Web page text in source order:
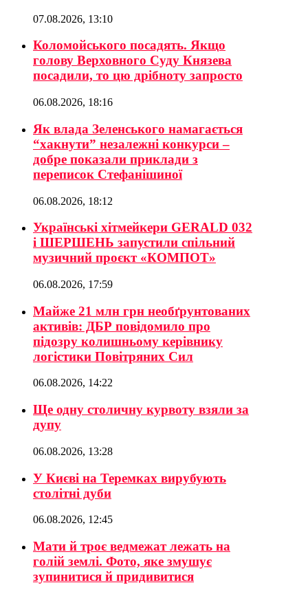
07.08.2026, 13:10
Коломойського посадять. Якщо
голову Верховного Суду Князева
посадили, то цю дрібноту запросто
06.08.2026, 18:16
Як влада Зеленського намагається
“хакнути” незалежні конкурси –
добре показали приклади з
переписок Стефанішиної
06.08.2026, 18:12
Українські хітмейкери GERALD 032
і ШЕРШЕНЬ запустили спільний
музичний проєкт «КОМПОТ»
06.08.2026, 17:59
Майже 21 млн грн необґрунтованих
активів: ДБР повідомило про
підозру колишньому керівнику
логістики Повітряних Сил
06.08.2026, 14:22
Ще одну столичну курвоту взяли за
дупу
06.08.2026, 13:28
У Києві на Теремках вирубують
столітні дуби
06.08.2026, 12:45
Мати й троє ведмежат лежать на
голій землі. Фото, яке змушує
зупинитися й придивитися